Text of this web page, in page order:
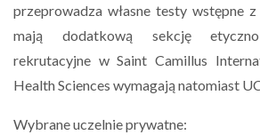
przeprowadza własne testy wstępne
mają dodatkową sekcję
rekrutacyjne w Saint Camillus
Health Sciences wymagają natomiast
Wybrane uczelnie prywatne: